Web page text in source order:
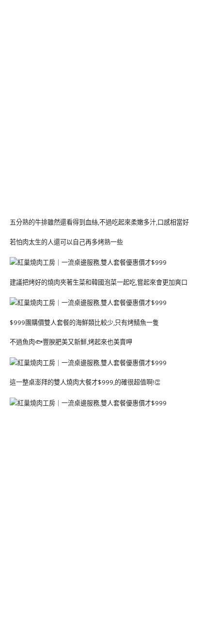
五分熟的牛排雖然還看得到血絲,不過吃起來柔嫩多汁,口感相當好
若怕肉太生的人還可以自己再多烤熟一些
建議把烤好的燒肉夾著生菜和韓國泡菜一起吃,嘗起來會更加爽口
$999團購價雙人套餐的海鮮類比較少,只有烤鯖魚一隻
不過魚肉🐟豐腴肥美又新鮮,烤起來也美賣呷
這一整桌澎拜的雙人燒肉大餐才$999,的確很超值啊!👏